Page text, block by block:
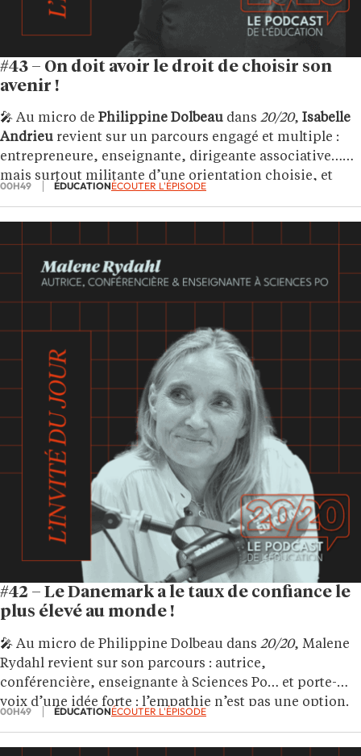
#43 – On doit avoir le droit de choisir son
avenir !
🎤 Au micro de Philippine Dolbeau dans 20/20, Isabelle
Andrieu revient sur un parcours engagé et multiple :
entrepreneure, enseignante, dirigeante associative…
mais surtout militante d’une orientation choisie, et
non subie.
00H49 ÉDUCATIONÉCOUTER L'ÉPISODE
#42 – Le Danemark a le taux de confiance le
plus élevé au monde !
🎤 Au micro de Philippine Dolbeau dans 20/20, Malene
Rydahl revient sur son parcours : autrice,
conférencière, enseignante à Sciences Po… et porte-
voix d’une idée forte : l’empathie n’est pas une option.
00H49 ÉDUCATIONÉCOUTER L'ÉPISODE